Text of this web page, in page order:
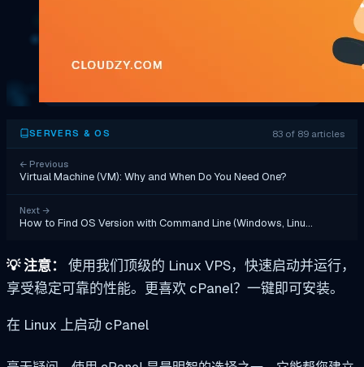
SERVERS & OS 83 of 89 articles
← Previous
Virtual Machine (VM): Why and When Do You Need One?
Next →
How to Find OS Version with Command Line (Windows, Linu…
💡注意：
使用我们顶级的 Linux VPS，快速启动并运行，
享受稳定可靠的性能。更喜欢 cPanel？一键即可安装。
在 Linux 上启动 cPanel